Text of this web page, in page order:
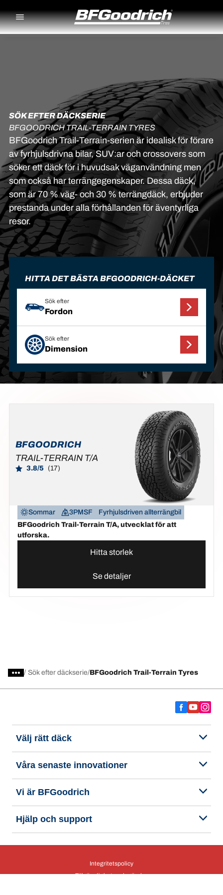
SÖK EFTER DÄCKSERIE
BFGOODRICH TRAIL-TERRAIN TYRES
BFGoodrich Trail-Terrain-serien är idealisk för förare
av fyrhjulsdrivna bilar, SUV:ar och crossovers som
söker ett däck för i huvudsak väganvändning men
som också har terrängegenskaper. Dessa däck,
som är 70 % väg- och 30 % terrängdäck, erbjuder
prestanda under alla förhållanden för äventyrliga
resor.
HITTA DET BÄSTA BFGOODRICH-DÄCKET
Sök efter
Fordon
Sök efter
Dimension
BFGOODRICH
TRAIL-TERRAIN T/A
3.8/5 (17)
Sommar 3PMSF
Fyrhjulsdriven allterrängbil
BFGoodrich Trail-Terrain T/A, utvecklat för att
utforska.
Hitta storlek
Se detaljer
/ Sök efter däckserie BFGoodrich Trail-Terrain Tyres
Välj rätt däck
Våra senaste innovationer
Vi är BFGoodrich
Hjälp och support
Integritetspolicy
Tillgänglighetsredogörelse